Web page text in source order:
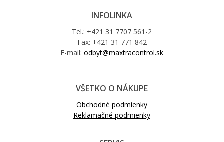
INFOLINKA
Tel.: +421 31 7707 561-2
Fax: +421 31 771 842
E-mail: odbyt@maxtracontrol.sk
VŠETKO O NÁKUPE
Obchodné podmienky
Reklamačné podmienky